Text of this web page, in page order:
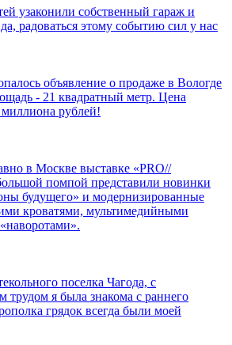
узаконили собственный гараж и
радоваться этому событию сил у нас
объявление о продаже в Вологде
- 21 квадратный метр. Цена
миллиона рублей!
в Мос­кве выставке «PRO//
помпой представили новинки
будущего» и модернизированные
кроватями, мультимедийными
поселка Чагода, с
трудом я была знакома с раннего
грядок всегда были моей